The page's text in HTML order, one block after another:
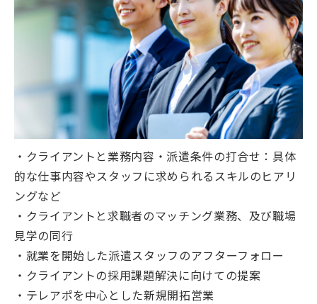
・クライアントと業務内容・派遣条件の打合せ：具体
的な仕事内容やスタッフに求められるスキルのヒアリ
ングなど
・クライアントと求職者のマッチング業務、及び職場
見学の同行
・就業を開始した派遣スタッフのアフターフォロー
・クライアントの採用課題解決に向けての提案
・テレアポを中心とした新規開拓営業